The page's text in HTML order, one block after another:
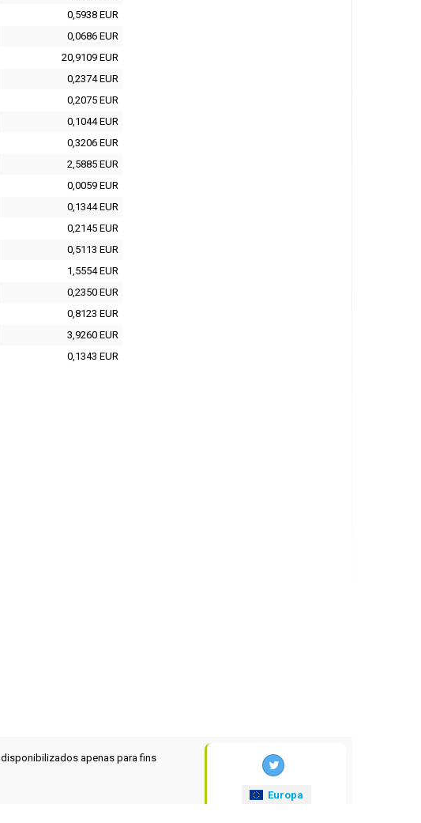
0,5938 EUR
0,0686 EUR
20,9109 EUR
0,2374 EUR
0,2075 EUR
0,1044 EUR
0,3206 EUR
2,5885 EUR
0,0059 EUR
0,1344 EUR
0,2145 EUR
0,5113 EUR
1,5554 EUR
0,2350 EUR
0,8123 EUR
3,9260 EUR
0,1343 EUR
apenas para fins
Europa